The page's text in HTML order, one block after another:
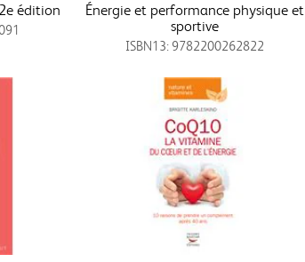
édition
Énergie et performance physique et
sportive
ISBN13: 9782200262822